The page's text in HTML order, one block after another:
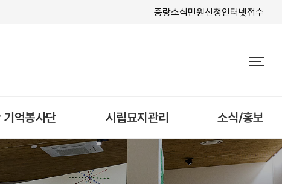
중랑소식민원신청인터넷접수
기억봉사단 시립묘지관리 소식/홍보